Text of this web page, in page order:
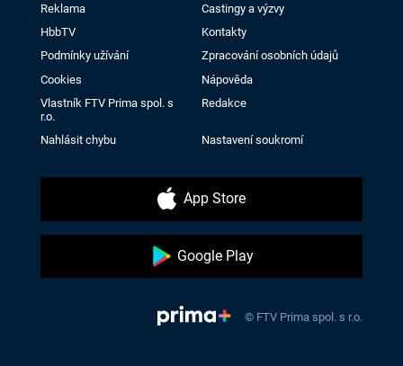
Reklama
Castingy a výzvy
HbbTV
Kontakty
Podmínky užívání
Zpracování osobních údajů
Cookies
Nápověda
Vlastník FTV Prima spol. s
r.o.
Redakce
Nahlásit chybu Nastavení soukromí
App Store
Google Play
© FTV Prima spol. s r.o.